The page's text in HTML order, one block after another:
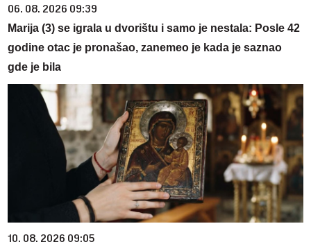
06. 08. 2026 09:39
Marija (3) se igrala u dvorištu i samo je nestala: Posle 42
godine otac je pronašao, zanemeo je kada je saznao
gde je bila
10. 08. 2026 09:05